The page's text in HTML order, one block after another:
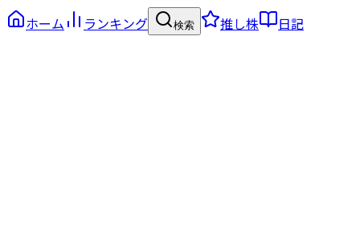
ホーム
ランキング 検索 推し株 日記